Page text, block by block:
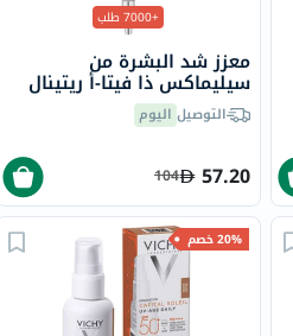
+7000 طلب
معزز شد البشرة من
سيليماكس ذا فيتا-أ ريتينال
شوت، 15 مل
التوصيل اليوم
57.20
104
20% خصم